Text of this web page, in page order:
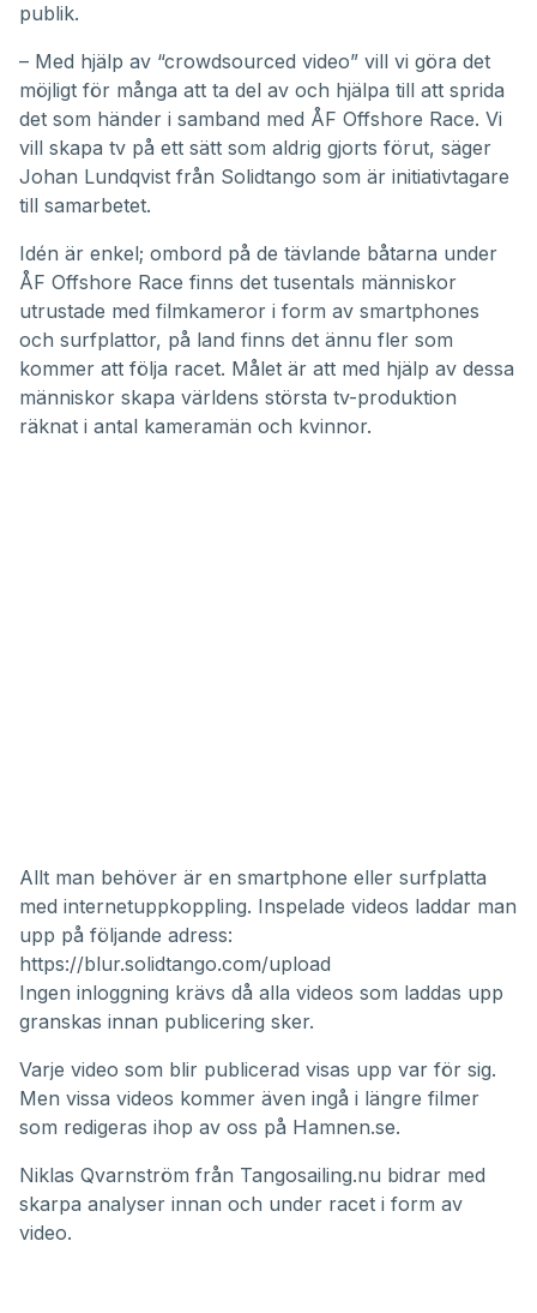
publik.
– Med hjälp av “crowdsourced video” vill vi göra det
möjligt för många att ta del av och hjälpa till att sprida
det som händer i samband med ÅF Offshore Race. Vi
vill skapa tv på ett sätt som aldrig gjorts förut, säger
Johan Lundqvist från Solidtango som är initiativtagare
till samarbetet.
Idén är enkel; ombord på de tävlande båtarna under
ÅF Offshore Race finns det tusentals människor
utrustade med filmkameror i form av smartphones
och surfplattor, på land finns det ännu fler som
kommer att följa racet. Målet är att med hjälp av dessa
människor skapa världens största tv-produktion
räknat i antal kameramän och kvinnor.
Allt man behöver är en smartphone eller surfplatta
med internetuppkoppling. Inspelade videos laddar man
upp på följande adress:
https://blur.solidtango.com/upload
Ingen inloggning krävs då alla videos som laddas upp
granskas innan publicering sker.
Varje video som blir publicerad visas upp var för sig.
Men vissa videos kommer även ingå i längre filmer
som redigeras ihop av oss på Hamnen.se.
Niklas Qvarnström från Tangosailing.nu bidrar med
skarpa analyser innan och under racet i form av
video.